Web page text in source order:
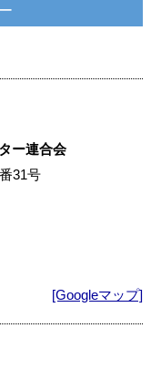
ー連合会
番31号
[Googleマップ]